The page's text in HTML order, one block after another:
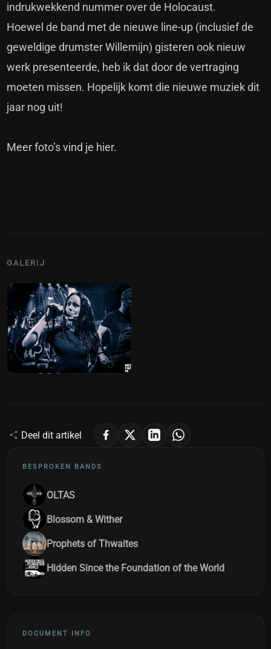
indrukwekkend nummer over de Holocaust.
Hoewel de band met de nieuwe line-up (inclusief de
geweldige drumster Willemijn) gisteren ook nieuw
werk presenteerde, heb ik dat door de vertraging
moeten missen. Hopelijk komt die nieuwe muziek dit
jaar nog uit!
Meer foto’s vind je hier.
GALERIJ
Deel dit artikel
BESPROKEN BANDS
OLTAS
Blossom & Wither
Prophets of Thwaites
Hidden Since the Foundation of the World
DOCUMENT INFO